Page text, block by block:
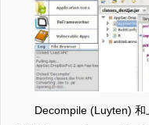
Decompile (Luyten)